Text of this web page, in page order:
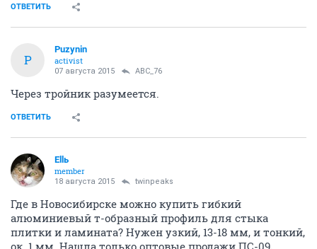
ОТВЕТИТЬ
P
Puzynin
activist
07 августа 2015 ABC_76
Через тройник разумеется.
ОТВЕТИТЬ
Ellь
member
18 августа 2015 twinpeaks
Где в Новосибирске можно купить гибкий
алюминиевый т-образный профиль для стыка
плитки и ламината? Нужен узкий, 13-18 мм, и тонкий,
ок. 1 мм. Нашла только оптовые продажи ПС-09,